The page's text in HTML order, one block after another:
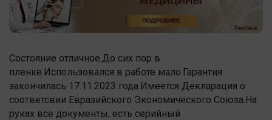
Состояние отличное.До сих пор в
пленке.Использовался в работе мало.Гарантия
закончилась 17.11.2023 года.Имеется Декларация о
соответсвии Евразийского Экономического Союза.На
руках все документы, есть серийный